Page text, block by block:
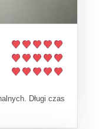
Długi czas